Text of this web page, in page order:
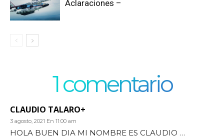
Aclaraciones –
1 comentario
CLAUDIO TALARO+
3 agosto, 2021 En 11:00 am
HOLA BUEN DIA MI NOMBRE ES CLAUDIO …